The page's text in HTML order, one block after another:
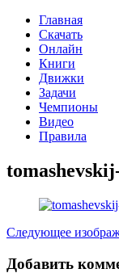
Главная
Скачать
Онлайн
Книги
Движки
Задачи
Чемпионы
Видео
Правила
Следующее
Добавить